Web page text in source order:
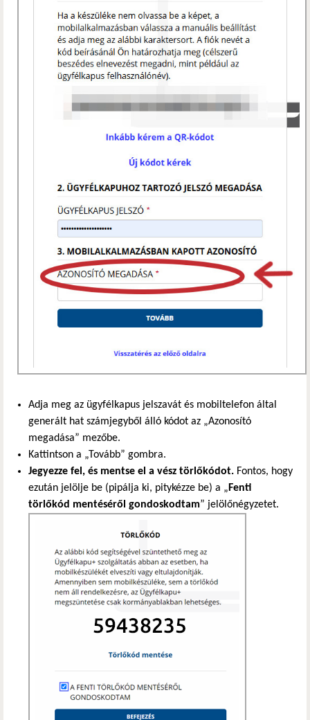
Adja meg az ügyfélkapus jelszavát és mobiltelefon által
generált hat számjegyből álló kódot az „Azonosító
megadása” mezőbe.
Kattintson a „Tovább” gombra.
Jegyezze fel, és mentse el a vész törlőkódot. Fontos, hogy
ezután jelölje be (pipálja ki, pitykézze be) a „ Fenti
törlőkód mentéséről gondoskodtam” jelölőnégyzetet.